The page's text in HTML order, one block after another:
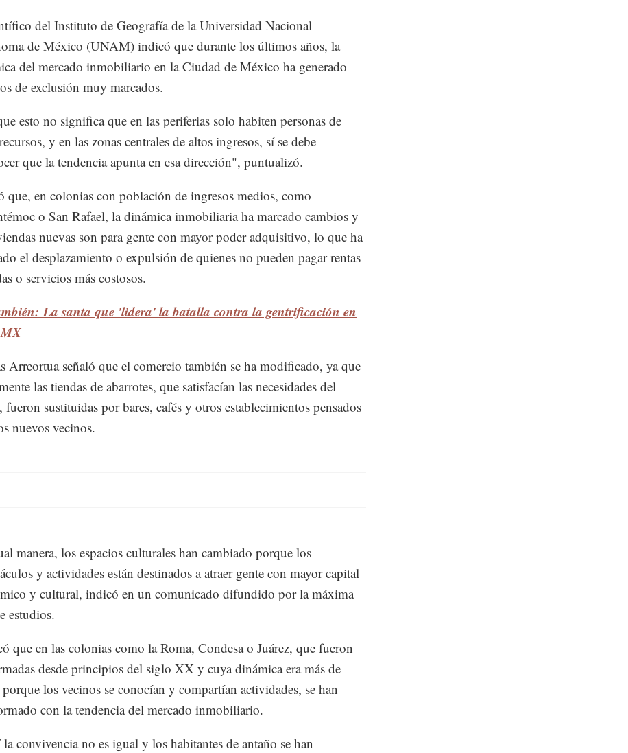
del Instituto de Geografía de la Universidad Nacional
de México (UNAM) indicó que durante los últimos años, la
del mercado inmobiliario en la Ciudad de México ha generado
de exclusión muy marcados.
esto no significa que en las periferias solo habiten personas de
y en las zonas centrales de altos ingresos, sí se debe
que la tendencia apunta en esa dirección", puntualizó.
que, en colonias con población de ingresos medios, como
o San Rafael, la dinámica inmobiliaria ha marcado cambios y
nuevas son para gente con mayor poder adquisitivo, lo que ha
el desplazamiento o expulsión de quienes no pueden pagar rentas
o servicios más costosos.
La santa que 'lidera' la batalla contra la gentrificación en
Arreortua señaló que el comercio también se ha modificado, ya que
las tiendas de abarrotes, que satisfacían las necesidades del
fueron sustituidas por bares, cafés y otros establecimientos pensados
nuevos vecinos.
manera, los espacios culturales han cambiado porque los
y actividades están destinados a atraer gente con mayor capital
y cultural, indicó en un comunicado difundido por la máxima
estudios.
que en las colonias como la Roma, Condesa o Juárez, que fueron
desde principios del siglo XX y cuya dinámica era más de
los vecinos se conocían y compartían actividades, se han
con la tendencia del mercado inmobiliario.
convivencia no es igual y los habitantes de antaño se han